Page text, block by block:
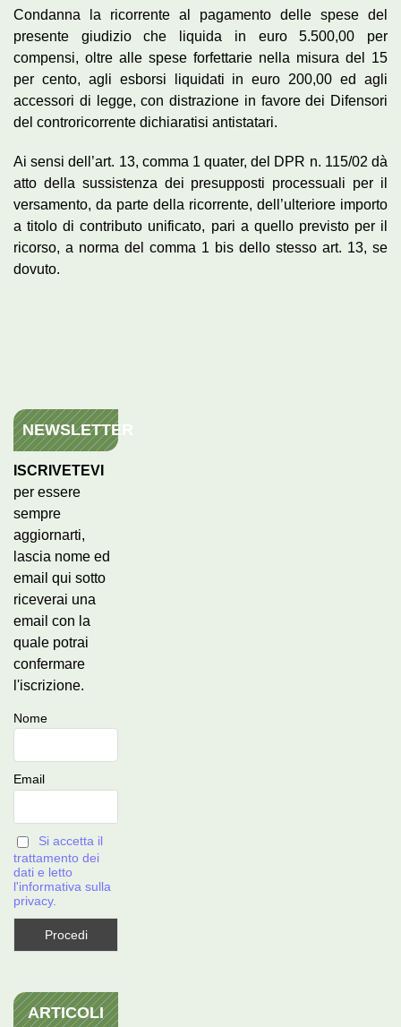
Condanna la ricorrente al pagamento delle spese del
presente giudizio che liquida in euro 5.500,00 per
compensi, oltre alle spese forfettarie nella misura del 15
per cento, agli esborsi liquidati in euro 200,00 ed agli
accessori di legge, con distrazione in favore dei Difensori
del controricorrente dichiaratisi antistatari.
Ai sensi dell’art. 13, comma 1 quater, del DPR n. 115/02 dà
atto della sussistenza dei presupposti processuali per il
versamento, da parte della ricorrente, dell’ulteriore importo
a titolo di contributo unificato, pari a quello previsto per il
ricorso, a norma del comma 1 bis dello stesso art. 13, se
dovuto.
NEWSLETTER
ISCRIVETEVI
per essere
sempre
aggiornarti,
lascia nome ed
email qui sotto
riceverai una
email con la
quale potrai
confermare
l'iscrizione.
Nome
Email
Si accetta il
trattamento dei
dati e letto
l'informativa sulla
privacy.
ARTICOLI